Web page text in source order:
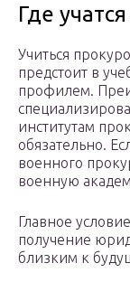
Где
Учиться
предстоит в
профилем.
институтам
обязательно.
военного
военную
Главное
получение
близким к